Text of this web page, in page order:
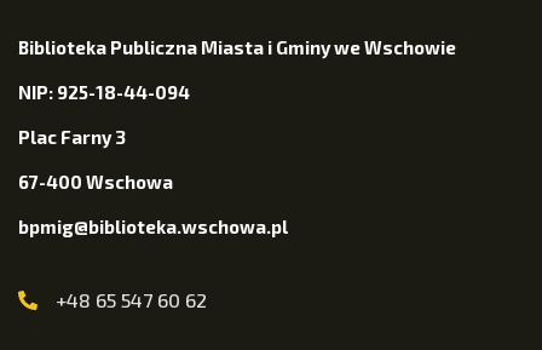
Biblioteka Publiczna Miasta i Gminy we Wschowie
NIP: 925-18-44-094
Plac Farny 3
67-400 Wschowa
bpmig@biblioteka.wschowa.pl
+48 65 547 60 62